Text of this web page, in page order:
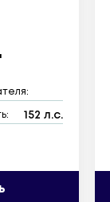
152 л.с.